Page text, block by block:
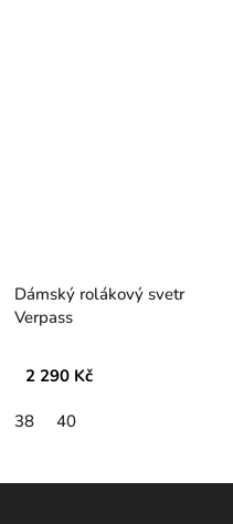
Dámský rolákový svetr
Verpass
2 290 Kč
38 40